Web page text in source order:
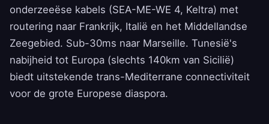
onderzeeëse kabels (SEA-ME-WE 4, Keltra) met
routering naar Frankrijk, Italië en het Middellandse
Zeegebied. Sub-30ms naar Marseille. Tunesië's
nabijheid tot Europa (slechts 140km van Sicilië)
biedt uitstekende trans-Mediterrane connectiviteit
voor de grote Europese diaspora.